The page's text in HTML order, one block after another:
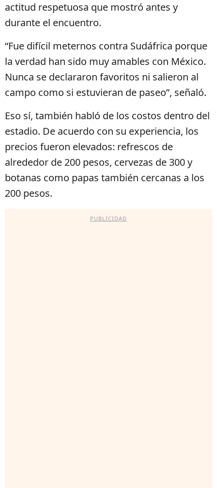
actitud respetuosa que mostró antes y
durante el encuentro.
“Fue difícil meternos contra Sudáfrica porque
la verdad han sido muy amables con México.
Nunca se declararon favoritos ni salieron al
campo como si estuvieran de paseo”, señaló.
Eso sí, también habló de los costos dentro del
estadio. De acuerdo con su experiencia, los
precios fueron elevados: refrescos de
alrededor de 200 pesos, cervezas de 300 y
botanas como papas también cercanas a los
200 pesos.
PUBLICIDAD